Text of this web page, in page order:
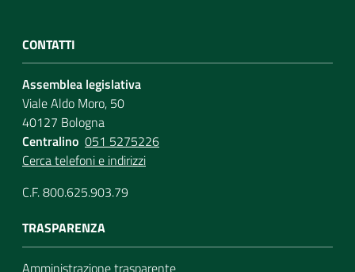
CONTATTI
Assemblea legislativa
Viale Aldo Moro, 50
40127 Bologna
Centralino 051 5275226
Cerca telefoni e indirizzi
C.F. 800.625.903.79
TRASPARENZA
Amministrazione trasparente